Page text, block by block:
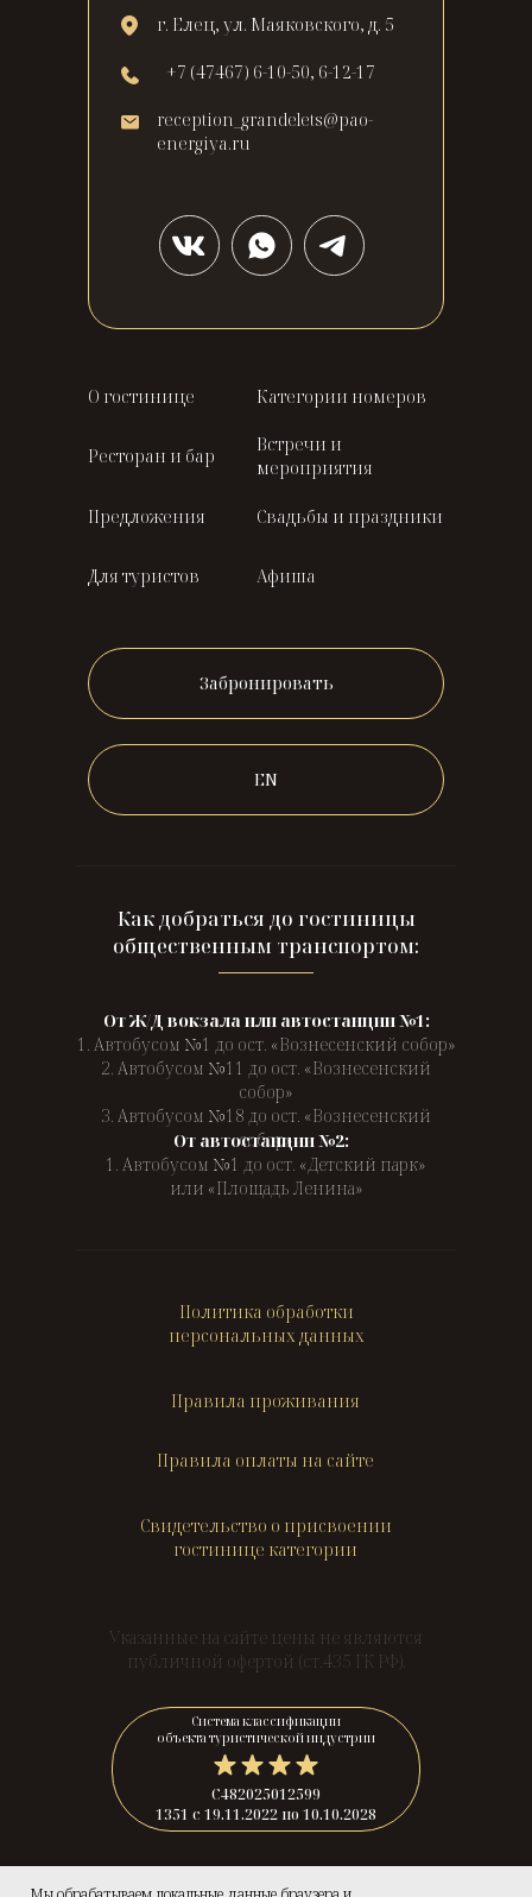
Как добраться до гостиницы
общественным транспортом:
От Ж/Д вокзала или автостанции №1:
1. Автобусом №1 до ост. «Вознесенский собор»
2. Автобусом №11 до ост. «Вознесенский
собор»
3. Автобусом №18 до ост. «Вознесенский
собор»
От автостанции №2:
1. Автобусом №1 до ост. «Детский парк»
или «Площадь Ленина»
г. Елец, ул. Маяковского, д. 5
+7 (47467) 6-10-50, 6-12-17
reception_grandelets@pao-
energiya.ru
О гостинице Категории номеров
Предложения
Ресторан и бар
Встречи и
мероприятия
Свадьбы и праздники
Для туристов Афиша
Забронировать
EN
Указанные на сайте цены не являются
публичной офертой (ст.435 ГК РФ).
Политика обработки
персональных данных
Правила оплаты на сайте
Правила проживания
Свидетельство о присвоении
гостинице категории
Система классификации
объекта туристической индустрии
С482025012599
1351 с 19.11.2022 по 10.10.2028